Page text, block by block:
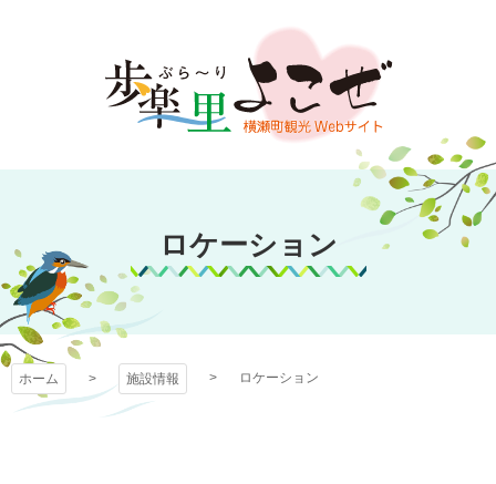
文
キ
プ
歩楽～里（ぶら～
り）よこぜ
ロケーション
ホーム 施設情報 ロケーション